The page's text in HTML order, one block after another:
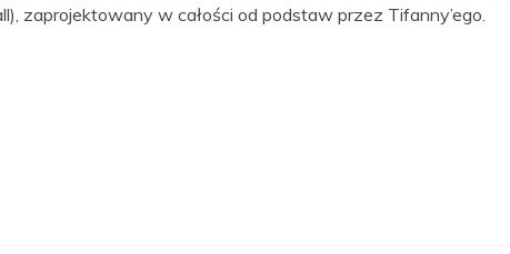
zaprojektowany w całości od podstaw przez Tifanny’ego.